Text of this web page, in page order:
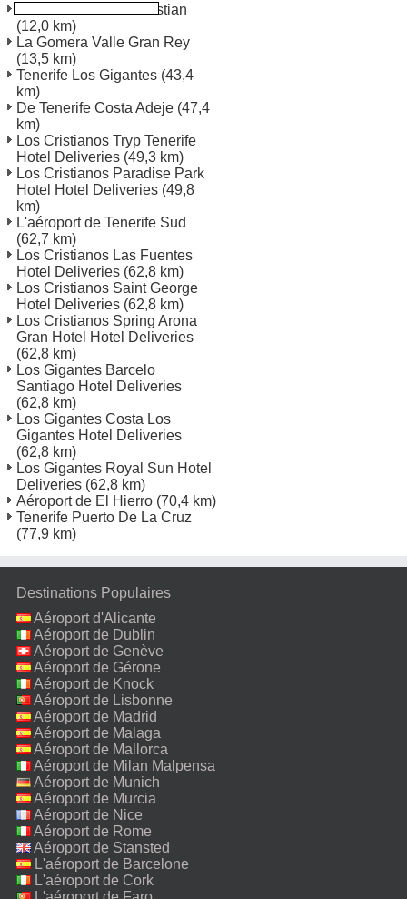
La Gomera San Sebastian
(12,0 km)
La Gomera Valle Gran Rey
(13,5 km)
Tenerife Los Gigantes (43,4
km)
De Tenerife Costa Adeje (47,4
km)
Los Cristianos Tryp Tenerife
Hotel Deliveries (49,3 km)
Los Cristianos Paradise Park
Hotel Hotel Deliveries (49,8
km)
L'aéroport de Tenerife Sud
(62,7 km)
Los Cristianos Las Fuentes
Hotel Deliveries (62,8 km)
Los Cristianos Saint George
Hotel Deliveries (62,8 km)
Los Cristianos Spring Arona
Gran Hotel Hotel Deliveries
(62,8 km)
Los Gigantes Barcelo
Santiago Hotel Deliveries
(62,8 km)
Los Gigantes Costa Los
Gigantes Hotel Deliveries
(62,8 km)
Los Gigantes Royal Sun Hotel
Deliveries (62,8 km)
Aéroport de El Hierro (70,4 km)
Tenerife Puerto De La Cruz
(77,9 km)
Destinations Populaires
Aéroport d'Alicante
Aéroport de Dublin
Aéroport de Genève
Aéroport de Gérone
Aéroport de Knock
Aéroport de Lisbonne
Aéroport de Madrid
Aéroport de Malaga
Aéroport de Mallorca
Aéroport de Milan Malpensa
Aéroport de Munich
Aéroport de Murcia
Aéroport de Nice
Aéroport de Rome
Fiumicino
Aéroport de Stansted
L'aéroport de Barcelone
L'aéroport de Cork